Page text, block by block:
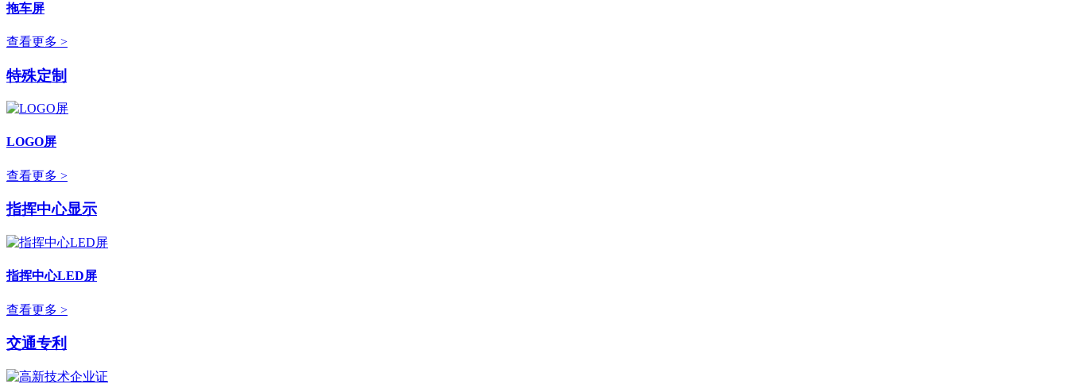
拖车屏
查看更多 >
特殊定制
LOGO屏
查看更多 >
指挥中心显示
指挥中心LED屏
查看更多 >
交通专利